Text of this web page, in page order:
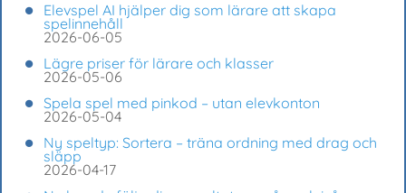
Elevspel AI hjälper dig som lärare att skapa
spelinnehåll
2026-06-05
Lägre priser för lärare och klasser
2026-05-06
Spela spel med pinkod – utan elevkonton
2026-05-04
Ny speltyp: Sortera – träna ordning med drag och
släpp
2026-04-17